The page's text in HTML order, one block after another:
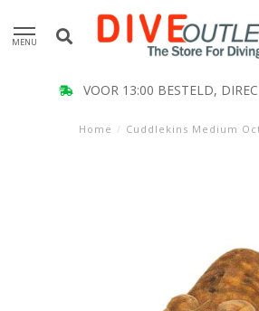
MENU
VOOR 13:00 BESTELD,
Home / Cuddlekins Medium